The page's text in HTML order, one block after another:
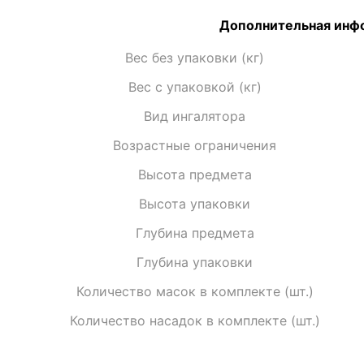
Дополнительная
Вес без упаковки (кг)
Вес с упаковкой (кг)
Вид ингалятора
Возрастные ограничения
Высота предмета
Высота упаковки
Глубина предмета
Глубина упаковки
Количество масок в комплекте (шт.)
Количество насадок в комплекте (шт.)